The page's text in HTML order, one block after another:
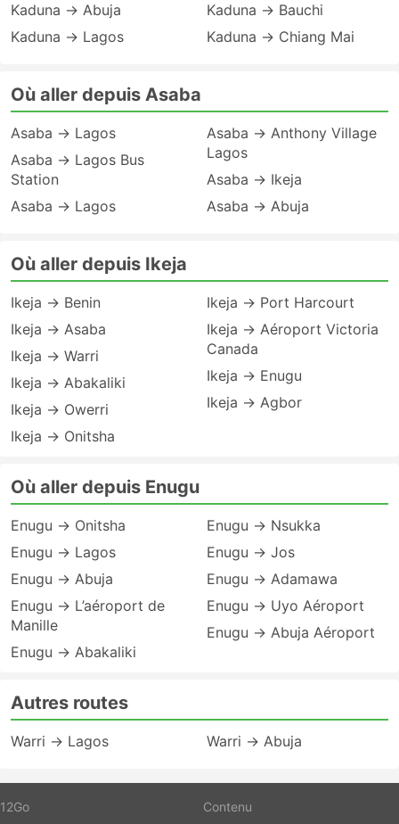
Kaduna → Abuja
Kaduna → Lagos
Kaduna → Bauchi
Kaduna → Chiang Mai
Où aller depuis Asaba
Asaba → Lagos
Asaba → Lagos Bus
Station
Asaba → Lagos
Asaba → Anthony Village
Lagos
Asaba → Ikeja
Asaba → Abuja
Où aller depuis Ikeja
Ikeja → Benin
Ikeja → Asaba
Ikeja → Warri
Ikeja → Abakaliki
Ikeja → Owerri
Ikeja → Onitsha
Ikeja → Port Harcourt
Ikeja → Aéroport Victoria
Canada
Ikeja → Enugu
Ikeja → Agbor
Où aller depuis Enugu
Enugu → Onitsha
Enugu → Lagos
Enugu → Abuja
Enugu → L’aéroport de
Manille
Enugu → Abakaliki
Enugu → Nsukka
Enugu → Jos
Enugu → Adamawa
Enugu → Uyo Aéroport
Enugu → Abuja Aéroport
Autres routes
Warri → Lagos Warri → Abuja
12Go
Contenu